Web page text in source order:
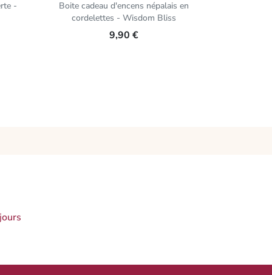
-
Boite cadeau d'encens népalais en
cordelettes - Wisdom Bliss
9,90 €